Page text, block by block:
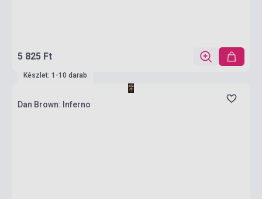
5 825 Ft
Készlet: 1-10 darab
Dan Brown: Inferno